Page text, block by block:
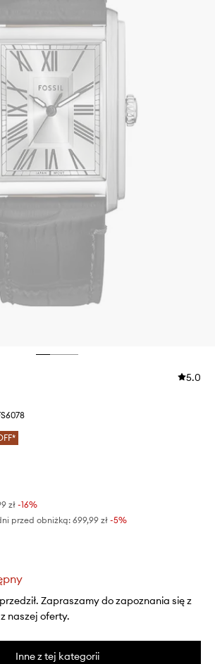
5.0
zł -16%
przed obniżką: 699,99 zł -5%
Zapraszamy do zapoznania się z
naszej oferty.
Inne z tej kategorii